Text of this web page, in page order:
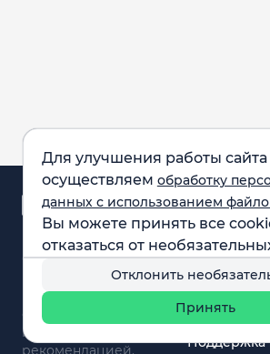
Для улучшения работы
осуществляем обработку
данных с использованием
Вы можете принять все
отказаться от
Отклонить
Принять
Обращаем внимание:
все материалы,
представленные на
сайте, не являются
инвестиционной
рекомендацией.
Аналитика
новости
Карта
Компании
F.A.Q.
Обучение
Вебинары
О нас
Поддержка